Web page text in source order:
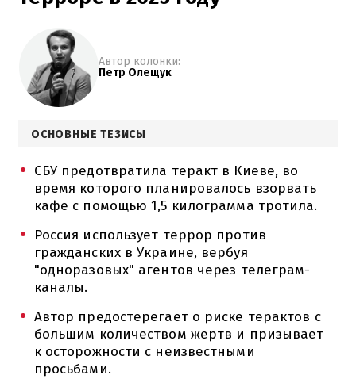
Автор колонки:
Петр Олещук
ОСНОВНЫЕ ТЕЗИСЫ
СБУ предотвратила теракт в Киеве, во
время которого планировалось взорвать
кафе с помощью 1,5 килограмма тротила.
Россия использует террор против
гражданских в Украине, вербуя
"одноразовых" агентов через телеграм-
каналы.
Автор предостерегает о риске терактов с
большим количеством жертв и призывает
к осторожности с неизвестными
просьбами.